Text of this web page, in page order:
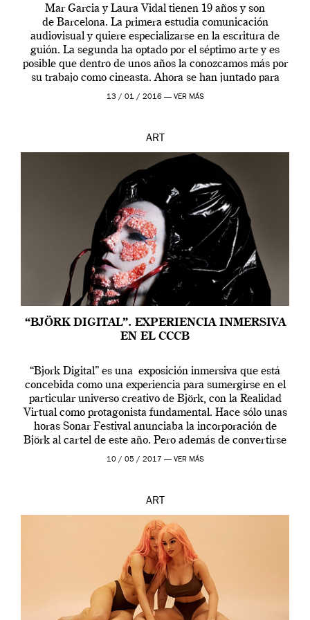
Mar Garcia y Laura Vidal tienen 19 años y son
de Barcelona. La primera estudia comunicación
audiovisual y quiere especializarse en la escritura de
guión. La segunda ha optado por el séptimo arte y es
posible que dentro de unos años la conozcamos más por
su trabajo como cineasta. Ahora se han juntado para
contarnos una […]
13 / 01 / 2016 — VER MÁS
ART
“BJÖRK DIGITAL”. EXPERIENCIA INMERSIVA
EN EL CCCB
“Bjork Digital” es una exposición inmersiva que está
concebida como una experiencia para sumergirse en el
particular universo creativo de Björk, con la Realidad
Virtual como protagonista fundamental. Hace sólo unas
horas Sonar Festival anunciaba la incorporación de
Björk al cartel de este año. Pero además de convertirse
en una de las actuaciones más relevantes […]
10 / 05 / 2017 — VER MÁS
ART